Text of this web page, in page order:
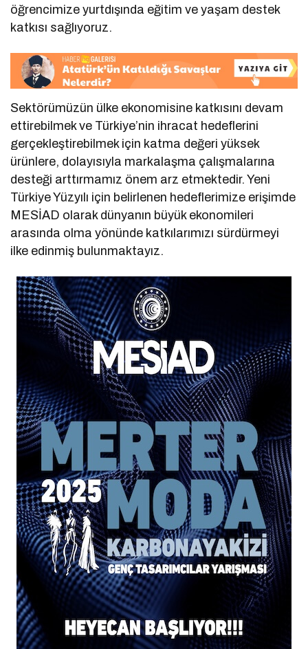
öğrencimize yurtdışında eğitim ve yaşam destek
katkısı sağlıyoruz.
Sektörümüzün ülke ekonomisine katkısını devam
ettirebilmek ve Türkiye’nin ihracat hedeflerini
gerçekleştirebilmek için katma değeri yüksek
ürünlere, dolayısıyla markalaşma çalışmalarına
desteği arttırmamız önem arz etmektedir. Yeni
Türkiye Yüzyılı için belirlenen hedeflerimize erişimde
MESİAD olarak dünyanın büyük ekonomileri
arasında olma yönünde katkılarımızı sürdürmeyi
ilke edinmiş bulunmaktayız.